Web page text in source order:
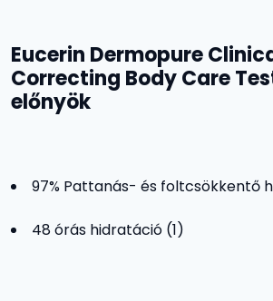
Eucerin Dermopure
Correcting Body Care
előnyök
97% Pattanás- és foltcsökkentő
48 órás hidratáció (1)